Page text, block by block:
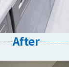
After